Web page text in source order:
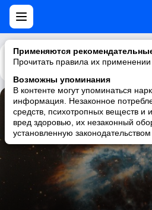
Применяются
Прочитать правила их
Возможны упоминания
В контенте могут упоминаться
информация. Незаконное
средств, психотропных веществ и
вред здоровью, их незаконный
установленную законодательством
Каталог Рекомендации
Sol Zero
Telomere